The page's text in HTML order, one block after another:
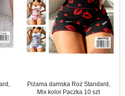
Piżama damska Roz Standard,
Mix kolor Paczka 10 szt